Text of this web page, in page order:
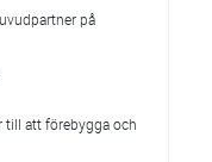
på
till att förebygga och